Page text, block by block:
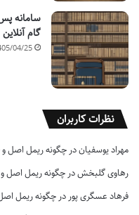
سامانه
گام آنلاین
04/25
نظرات کاربران
مهراد یوسفیاندر چگونه ریمل اصل
رهاوی گلبخشدر چگونه ریمل
فرهاد عسگری پور در چگونه ریمل